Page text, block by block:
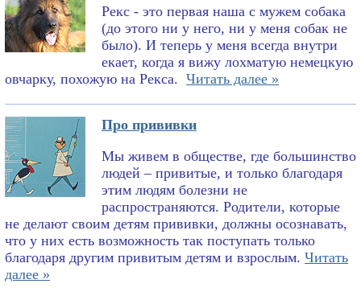
Рекс - это первая наша с мужем собака
(до этого ни у него, ни у меня собак не
было). И теперь у меня всегда внутри
екает, когда я вижу лохматую немецкую
овчарку, похожую на Рекса. Читать далее »
Про прививки
Мы живем в обществе, где большинство
людей – привитые, и только благодаря
этим людям болезни не
распространяются. Родители, которые
не делают своим детям прививки, должны осознавать,
что у них есть возможность так поступать только
благодаря другим привитым детям и взрослым. Читать
далее »